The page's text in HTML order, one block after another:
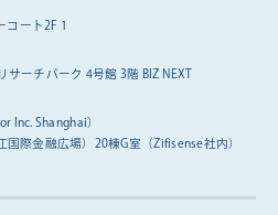
コート2F 1
ーチパーク 4号館 3階 BIZ NEXT
Inc. Shanghai）
際金融広場）20棟G室（Zifisense社内）